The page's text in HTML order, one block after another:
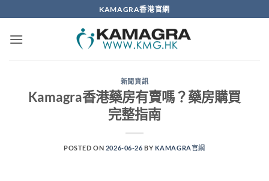
to
content
KAMAGRA香港官網
新聞資訊
Kamagra香港藥房有賣嗎？藥房購買
完整指南
POSTED ON 2026-06-26 BY KAMAGRA官網